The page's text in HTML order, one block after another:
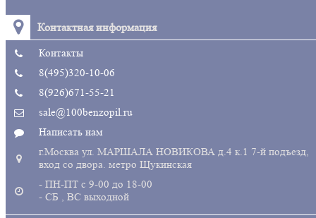
Контактная информация
Контакты
8(495)320-10-06
8(926)671-55-21
sale@100benzopil.ru
Написать нам
г.Москва ул. МАРШАЛА НОВИКОВА д.4 к.1 7-й подъезд,
вход со двора. метро Щукинская
- ПН-ПТ с 9-00 до 18-00
- СБ , ВС выходной